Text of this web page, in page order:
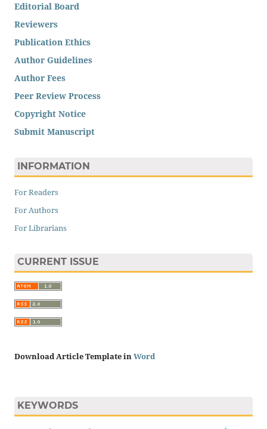
Editorial Board
Reviewers
Publication Ethics
Author Guidelines
Author Fees
Peer Review Process
Copyright Notice
Submit Manuscript
INFORMATION
For Readers
For Authors
For Librarians
CURRENT ISSUE
Download Article Template inWord
KEYWORDS